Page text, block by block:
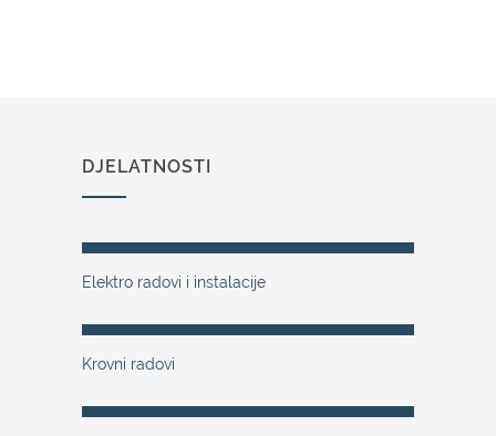
DJELATNOSTI
Elektro radovi i instalacije
Krovni radovi